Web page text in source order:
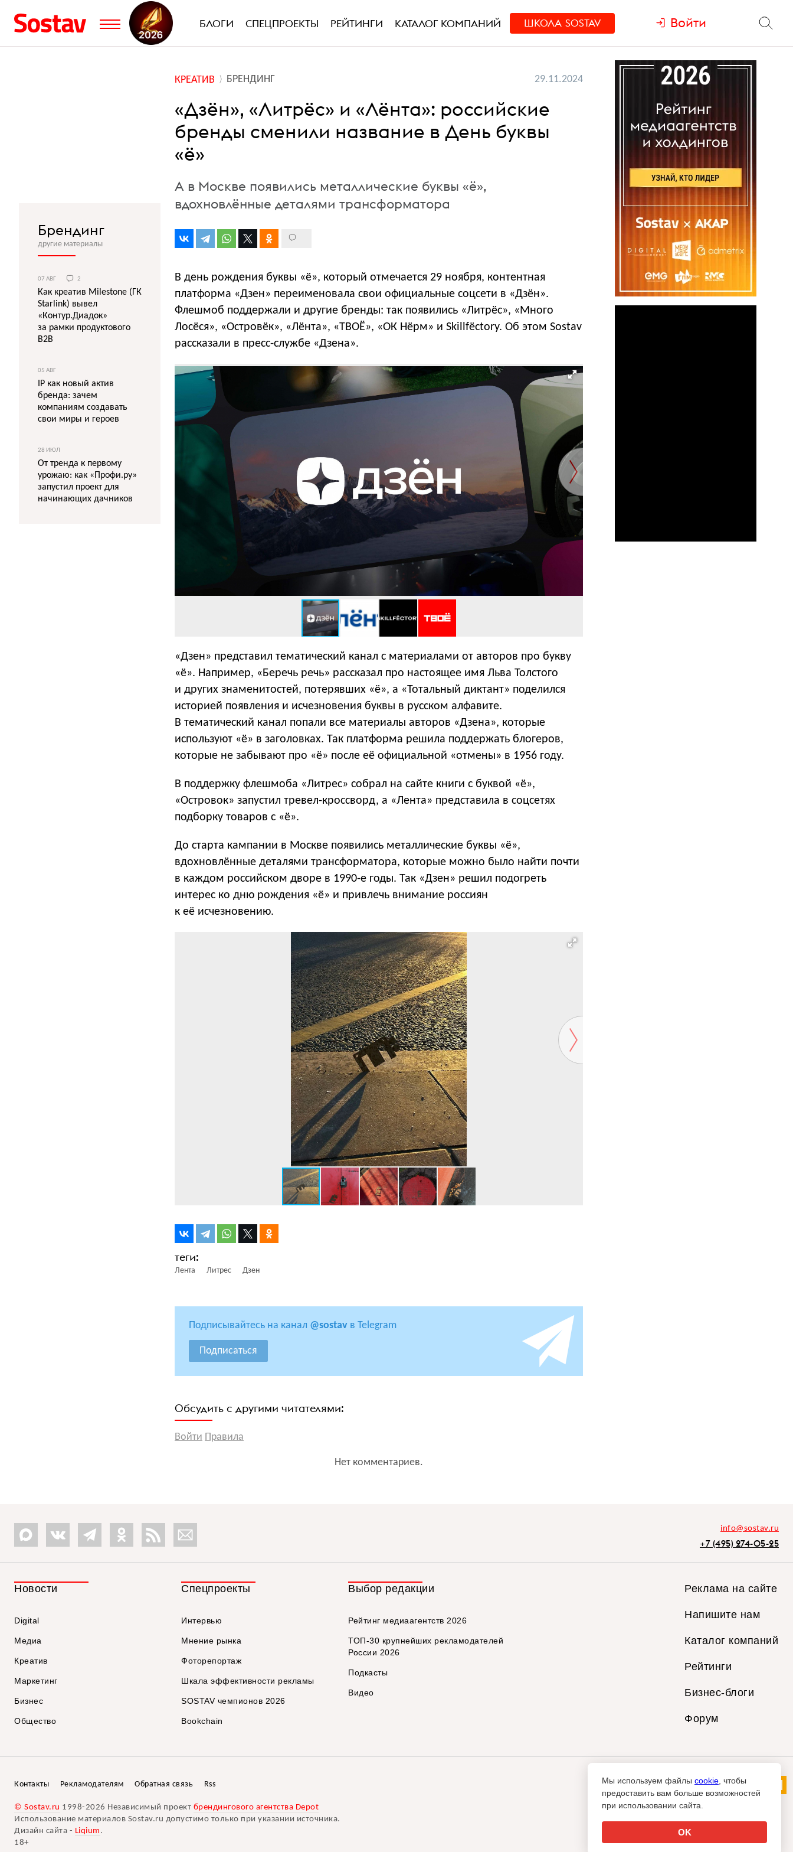
БЛОГИ СПЕЦПРОЕКТЫ РЕЙТИНГИ КАТАЛОГ КОМПАНИЙ ШКОЛА SOSTAV Войти
КРЕАТИВ БРЕНДИНГ 29.11.2024
«Дзён», «Литрёс» и «Лёнта»: российские
бренды сменили название в День буквы
«ё»
А в Москве появились металлические буквы «ё»,
вдохновлённые деталями трансформатора
В день рождения буквы «ё», который отмечается 29 ноября, контентная
платформа «Дзен» переименовала свои официальные соцсети в «Дзён».
Флешмоб поддержали и другие бренды: так появились «Литрёс», «Много
Лосёся», «Островёк», «Лёнта», «ТВОЁ», «ОК Нёрм» и Skillfёctory. Об этом Sostav
рассказали в пресс-службе «Дзена».
«Дзен» представил тематический канал с материалами от авторов про букву
«ё». Например, «Беречь речь» рассказал про настоящее имя Льва Толстого
и других знаменитостей, потерявших «ё», а «Тотальный диктант» поделился
историей появления и исчезновения буквы в русском алфавите.
В тематический канал попали все материалы авторов «Дзена», которые
используют «ё» в заголовках. Так платформа решила поддержать блогеров,
которые не забывают про «ё» после её официальной «отмены» в 1956 году.
В поддержку флешмоба «Литрес» собрал на сайте книги с буквой «ё»,
«Островок» запустил тревел-кроссворд, а «Лента» представила в соцсетях
подборку товаров с «ё».
До старта кампании в Москве появились металлические буквы «ё»,
вдохновлённые деталями трансформатора, которые можно было найти почти
в каждом российском дворе в 1990-е годы. Так «Дзен» решил подогреть
интерес ко дню рождения «ё» и привлечь внимание россиян
к её исчезновению.
Лента Литрес Дзен
Подписывайтесь на канал @sostav в Telegram
Подписаться
Обсудить с другими читателями:
Войти Правила
Нет комментариев.
Брендинг
другие материалы
07 АВГ 2
Как креатив Milestone (ГК
Starlink) вывел
«Контур.Диадок»
за рамки продуктового
B2B
05 АВГ
IP как новый актив
бренда: зачем
компаниям создавать
свои миры и героев
28 ИЮЛ
От тренда к первому
урожаю: как «Профи.ру»
запустил проект для
начинающих дачников
info@sostav.ru
+7 (495) 274-05-25
Новости
Digital
Медиа
Креатив
Маркетинг
Бизнес
Общество
Спецпроекты
Интервью
Мнение рынка
Фоторепортаж
Шкала эффективности рекламы
SOSTAV чемпионов 2026
Bookchain
Выбор редакции
Рейтинг медиаагентств 2026
ТОП-30 крупнейших рекламодателей
России 2026
Подкасты
Видео
Реклама на сайте
Напишите нам
Каталог компаний
Рейтинги
Бизнес-блоги
Форум
Контакты Рекламодателям Обратная связь Rss
© Sostav.ru 1998-2026 Независимый проект брендингового агентства Depot
Использование материалов Sostav.ru допустимо только при указании источника.
Дизайн сайта - Liqium .
18+
Мы используем файлы cookie , чтобы
предоставить вам больше возможностей
при использовании сайта.
OK